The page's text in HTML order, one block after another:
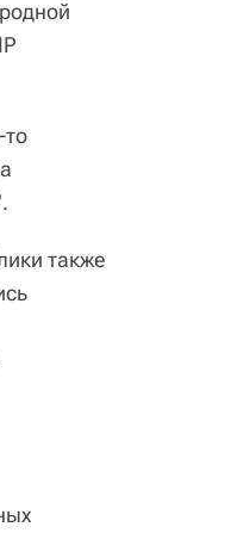
также